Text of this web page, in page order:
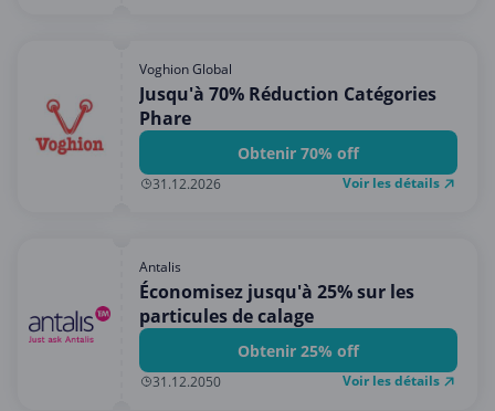
Voghion Global
Jusqu'à 70% Réduction Catégories
Phare
Obtenir 70% off
31.12.2026 Voir les détails
Antalis
Économisez jusqu'à 25% sur les
particules de calage
Obtenir 25% off
31.12.2050 Voir les détails